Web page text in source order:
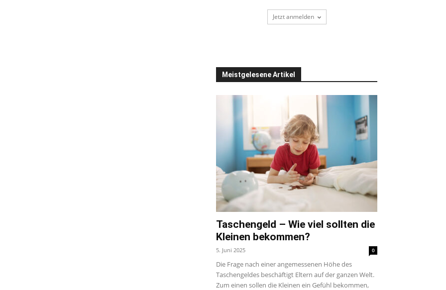
Jetzt anmelden
Meistgelesene Artikel
Taschengeld – Wie viel sollten die
Kleinen bekommen?
5. Juni 2025 0
Die Frage nach einer angemessenen Höhe des
Taschengeldes beschäftigt Eltern auf der ganzen Welt.
Zum einen sollen die Kleinen ein Gefühl bekommen,